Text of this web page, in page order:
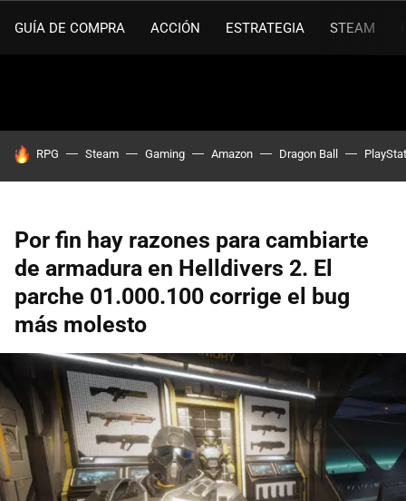
GUÍA DE COMPRA ACCIÓN ESTRATEGIA STEAM
HOY SE HABLA DE
RPG Steam Gaming Amazon Dragon Ball
Por fin hay razones para cambiarte
de armadura en Helldivers 2. El
parche 01.000.100 corrige el bug
más molesto